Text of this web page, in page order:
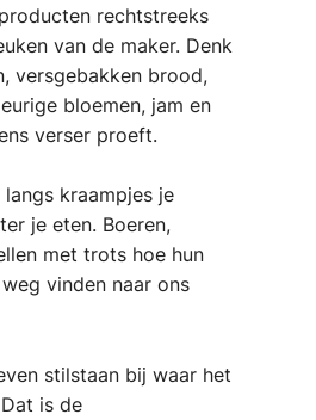
rechtstreeks
van de maker. Denk
versgebakken brood,
bloemen, jam en
verser proeft.
kraampjes je
je eten. Boeren,
met trots hoe hun
vinden naar ons
stilstaan bij waar het
is de